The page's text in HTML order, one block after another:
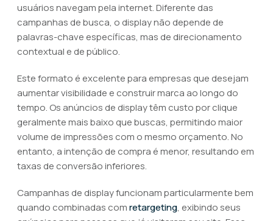
usuários navegam pela internet. Diferente das
campanhas de busca, o display não depende de
palavras-chave específicas, mas de direcionamento
contextual e de público.
Este formato é excelente para empresas que desejam
aumentar visibilidade e construir marca ao longo do
tempo. Os anúncios de display têm custo por clique
geralmente mais baixo que buscas, permitindo maior
volume de impressões com o mesmo orçamento. No
entanto, a intenção de compra é menor, resultando em
taxas de conversão inferiores.
Campanhas de display funcionam particularmente bem
quando combinadas comretargeting, exibindo seus